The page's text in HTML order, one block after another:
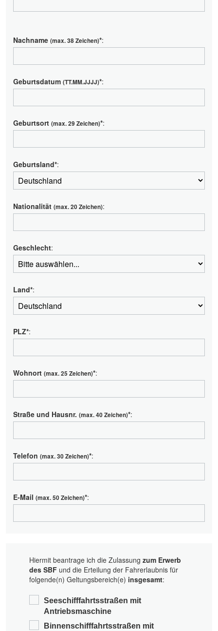
Nachname (max. 38 Zeichen)*:
Geburtsdatum (TT.MM.JJJJ)*:
Geburtsort (max. 29 Zeichen)*:
Geburtsland*:
Nationalität (max. 20 Zeichen):
Geschlecht:
Land*:
PLZ*:
Wohnort (max. 25 Zeichen)*:
Straße und Hausnr. (max. 40 Zeichen)*:
Telefon (max. 30 Zeichen)*:
E-Mail (max. 50 Zeichen)*:
Hiermit beantrage ich die Zulassung zum Erwerb
des SBF und die Erteilung der Fahrerlaubnis für
folgende(n) Geltungsbereich(e) insgesamt:
Seeschifffahrtsstraßen mit
Antriebsmaschine
Binnenschifffahrtsstraßen mit